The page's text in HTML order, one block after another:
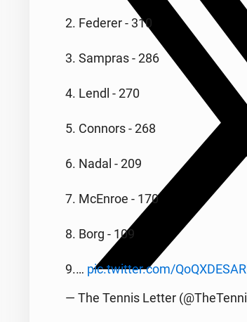
2. Federer - 310
3. Sampras - 286
4. Lendl - 270
5. Connors - 268
6. Nadal - 209
7. McEnroe - 170
8. Borg - 109
9.… pic.twitter.com/
— The Tennis Letter